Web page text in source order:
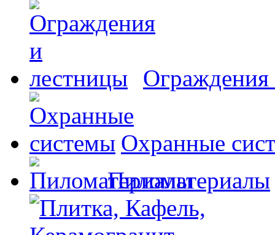
Охранные
Пиломатериалы